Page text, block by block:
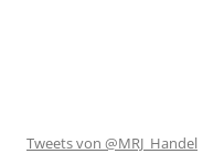
Tweets von @MRJ_Handel